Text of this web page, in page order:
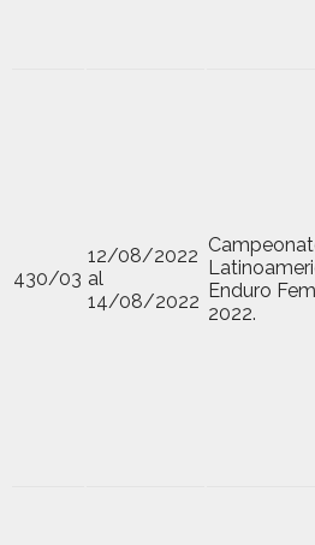
430/03
12/08/2022
al
14/08/2022 Enduro
2022.